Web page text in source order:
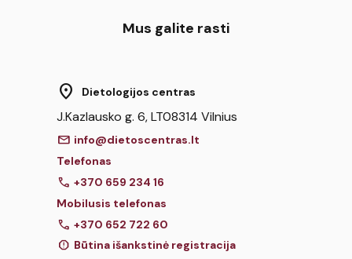
Mus galite rasti
location_on Dietologijos centras
J.Kazlausko g. 6, LT08314 Vilnius
mail info@dietoscentras.lt
Telefonas
call +370 659 234 16
Mobilusis telefonas
call +370 652 722 60
report Būtina išankstinė registracija